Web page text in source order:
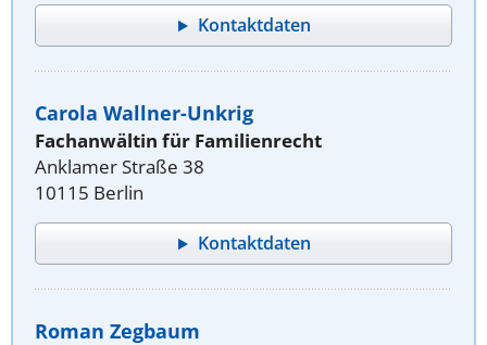
Kontaktdaten
Carola Wallner-Unkrig
Fachanwältin für Familienrecht
Anklamer Straße 38
10115 Berlin
Kontaktdaten
Roman Zegbaum